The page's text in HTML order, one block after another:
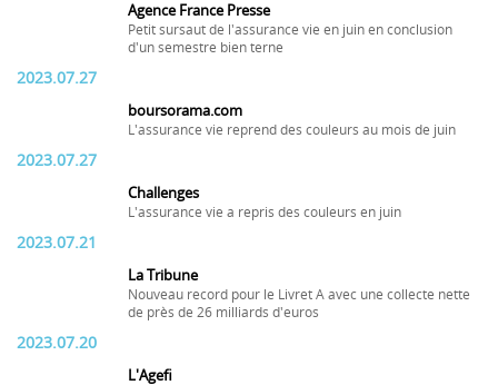
Agence France Presse
Petit sursaut de l'assurance vie en juin en conclusion
d'un semestre bien terne
2023.07.27
boursorama.com
L'assurance vie reprend des couleurs au mois de juin
2023.07.27
Challenges
L'assurance vie a repris des couleurs en juin
2023.07.21
La Tribune
Nouveau record pour le Livret A avec une collecte nette
de près de 26 milliards d'euros
2023.07.20
L'Agefi